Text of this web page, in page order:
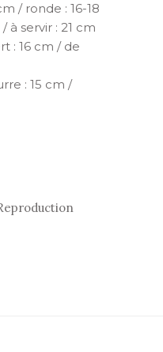
/ ronde : 16-18
à servir : 21 cm
: 16 cm / de
: 15 cm /